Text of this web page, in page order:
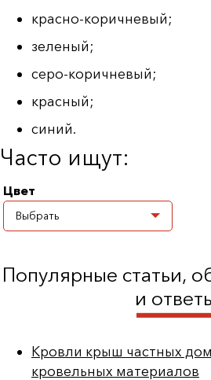
красно-коричневый;
зеленый;
серо-коричневый;
красный;
синий.
Часто ищут:
Цвет
Выбрать
Коричневый
Синий
Популярные статьи,
и
Кровли крыш частных
кровельных материалов